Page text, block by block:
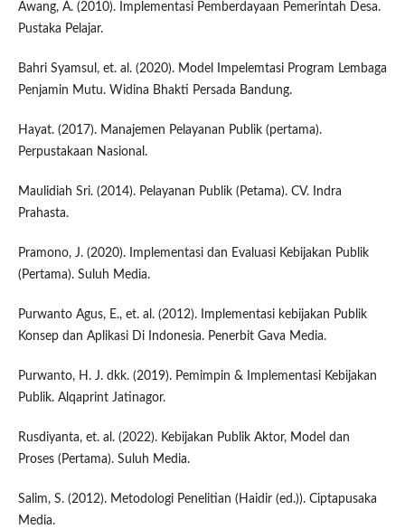
Awang, A. (2010). Implementasi Pemberdayaan Pemerintah Desa.
Pustaka Pelajar.
Bahri Syamsul, et. al. (2020). Model Impelemtasi Program Lembaga
Penjamin Mutu. Widina Bhakti Persada Bandung.
Hayat. (2017). Manajemen Pelayanan Publik (pertama).
Perpustakaan Nasional.
Maulidiah Sri. (2014). Pelayanan Publik (Petama). CV. Indra
Prahasta.
Pramono, J. (2020). Implementasi dan Evaluasi Kebijakan Publik
(Pertama). Suluh Media.
Purwanto Agus, E., et. al. (2012). Implementasi kebijakan Publik
Konsep dan Aplikasi Di Indonesia. Penerbit Gava Media.
Purwanto, H. J. dkk. (2019). Pemimpin & Implementasi Kebijakan
Publik. Alqaprint Jatinagor.
Rusdiyanta, et. al. (2022). Kebijakan Publik Aktor, Model dan
Proses (Pertama). Suluh Media.
Salim, S. (2012). Metodologi Penelitian (Haidir (ed.)). Ciptapusaka
Media.